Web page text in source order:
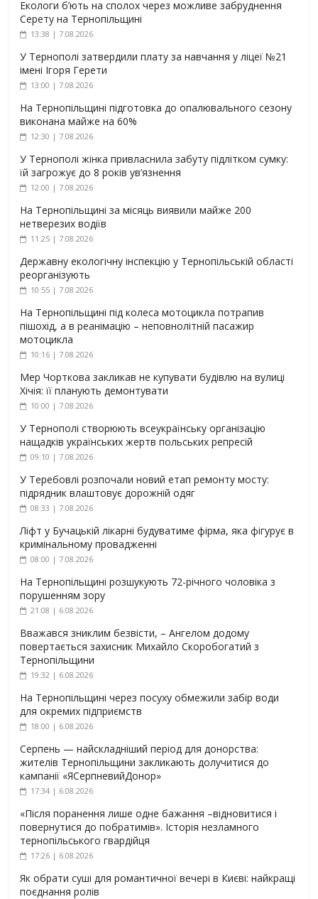
Екологи б’ють на сполох через можливе забруднення
Серету на Тернопільщині
13:38 | 7.08.2026
У Тернополі затвердили плату за навчання у ліцеї №21
імені Ігоря Герети
13:00 | 7.08.2026
На Тернопільщині підготовка до опалювального сезону
виконана майже на 60%
12:30 | 7.08.2026
У Тернополі жінка привласнила забуту підлітком сумку:
їй загрожує до 8 років ув’язнення
12:00 | 7.08.2026
На Тернопільщині за місяць виявили майже 200
нетверезих водіїв
11:25 | 7.08.2026
Державну екологічну інспекцію у Тернопільській області
реорганізують
10:55 | 7.08.2026
На Тернопільщині під колеса мотоцикла потрапив
пішохід, а в реанімацію – неповнолітній пасажир
мотоцикла
10:16 | 7.08.2026
Мер Чорткова закликав не купувати будівлю на вулиці
Хічія: її планують демонтувати
10:00 | 7.08.2026
У Тернополі створюють всеукраїнську організацію
нащадків українських жертв польських репресій
09:10 | 7.08.2026
У Теребовлі розпочали новий етап ремонту мосту:
підрядник влаштовує дорожній одяг
08:33 | 7.08.2026
Ліфт у Бучацькій лікарні будуватиме фірма, яка фігурує в
кримінальному провадженні
08:00 | 7.08.2026
На Тернопільщині розшукують 72-річного чоловіка з
порушенням зору
21:08 | 6.08.2026
Вважався зниклим безвісти, – Ангелом додому
повертається захисник Михайло Скоробогатий з
Тернопільщини
19:32 | 6.08.2026
На Тернопільщині через посуху обмежили забір води
для окремих підприємств
18:00 | 6.08.2026
Серпень — найскладніший період для донорства:
жителів Тернопільщини закликають долучитися до
кампанії «ЯСерпневийДонор»
17:34 | 6.08.2026
«Після поранення лише одне бажання –відновитися і
повернутися до побратимів». Історія незламного
тернопільського гвардійця
17:26 | 6.08.2026
Як обрати суші для романтичної вечері в Києві: найкращі
поєднання ролів